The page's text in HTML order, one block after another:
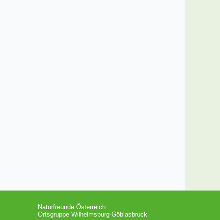
Naturfreunde Österreich
Ortsgruppe Wilhelmsburg-Göblasbruck